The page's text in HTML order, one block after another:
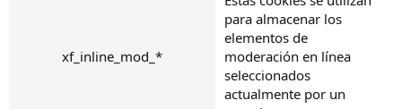
xf_inline_mod_*
para almacenar los
elementos de
moderación en línea
seleccionados
actualmente por un